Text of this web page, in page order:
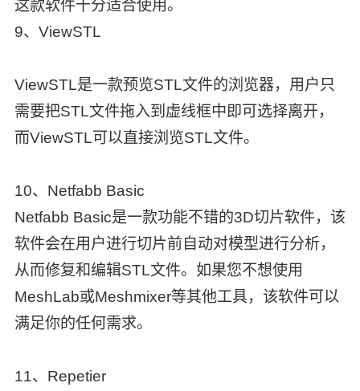
这款软件十分适合使用。
9、ViewSTL
ViewSTL是一款预览STL文件的浏览器，用户只
需要把STL文件拖入到虚线框中即可选择离开，
而ViewSTL可以直接浏览STL文件。
10、Netfabb Basic
Netfabb Basic是一款功能不错的3D切片软件，该
软件会在用户进行切片前自动对模型进行分析，
从而修复和编辑STL文件。如果您不想使用
MeshLab或Meshmixer等其他工具，该软件可以
满足你的任何需求。
11、Repetier